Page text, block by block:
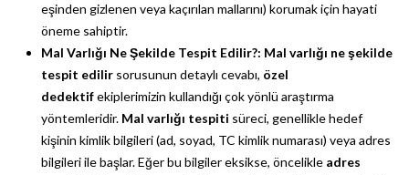
eşinden gizlenen veya kaçırılan mallarını) korumak için hayati
öneme sahiptir.
Mal Varlığı Ne Şekilde Tespit Edilir?: Mal varlığı ne şekilde
tespit edilir sorusunun detaylı cevabı, özel
dedektifekiplerimizin kullandığı çok yönlü araştırma
yöntemleridir. Mal varlığı tespiti süreci, genellikle hedef
kişinin kimlik bilgileri (ad, soyad, TC kimlik numarası) veya adres
bilgileri ile başlar. Eğer bu bilgiler eksikse, öncelikle adres